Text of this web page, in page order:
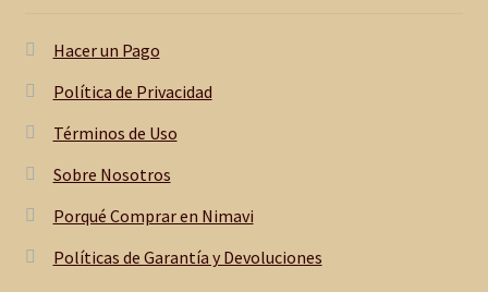
Hacer un Pago
Política de Privacidad
Términos de Uso
Sobre Nosotros
Porqué Comprar en Nimavi
Políticas de Garantía y Devoluciones